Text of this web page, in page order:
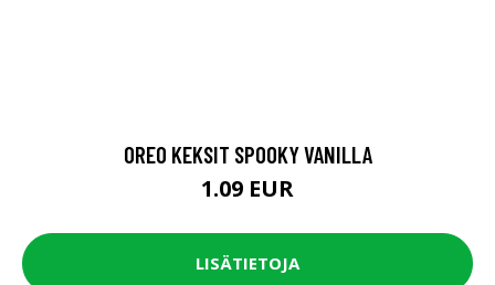
OREO KEKSIT SPOOKY VANILLA
1.09 EUR
LISÄTIETOJA